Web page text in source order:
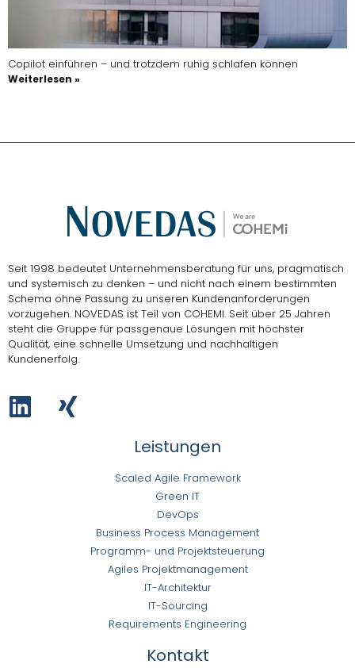
Copilot einführen – und trotzdem ruhig schlafen können
Weiterlesen »
Seit 1998 bedeutet Unternehmensberatung für uns, pragmatisch
und systemisch zu denken – und nicht nach einem bestimmten
Schema ohne Passung zu unseren Kundenanforderungen
vorzugehen. NOVEDAS ist Teil von COHEMI. Seit über 25 Jahren
steht die Gruppe für passgenaue Lösungen mit höchster
Qualität, eine schnelle Umsetzung und nachhaltigen
Kundenerfolg.
Leistungen
Scaled Agile Framework
Green IT
DevOps
Business Process Management
Programm- und Projektsteuerung
Agiles Projektmanagement
IT-Architektur
IT-Sourcing
Requirements Engineering
Kontakt